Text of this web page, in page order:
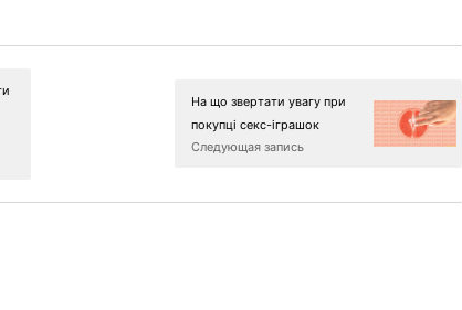
На що звертати увагу при
покупці секс-іграшок
Следующая запись